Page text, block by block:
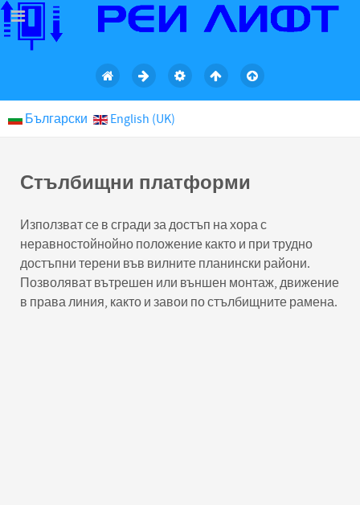
Български English (UK)
Стълбищни платформи
Използват се в сгради за достъп на хора с
неравностойнойно положение както и при трудно
достъпни терени във вилните планински райони.
Позволяват вътрешен или външен монтаж, движение
в права линия, както и завои по стълбищните рамена.